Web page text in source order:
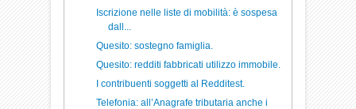
Iscrizione nelle liste di mobilità: è sospesa
dall...
Quesito: sostegno famiglia.
Quesito: redditi fabbricati utilizzo immobile.
I contribuenti soggetti al Redditest.
Telefonia: all’Anagrafe tributaria anche i